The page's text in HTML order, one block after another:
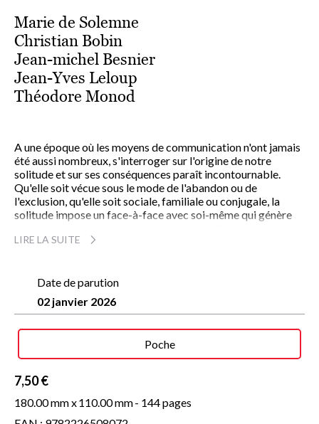
Marie de Solemne
Christian Bobin
Jean-michel Besnier
Jean-Yves Leloup
Théodore Monod
A une époque où les moyens de communication n'ont jamais
été aussi nombreux, s'interroger sur l'origine de notre
solitude et sur ses conséquences paraît incontournable.
Qu'elle soit vécue sous le mode de l'abandon ou de
l'exclusion, qu'elle soit sociale, familiale ou conjugale, la
solitude impose un face-à-face avec soi-même qui génère
réflexions et expériences personnelles des personnalités qui
amoureux, est sans doute le mieux partagé par tout être
humain.
LIRE LA SUITE
Date de parution
02 janvier 2026
Poche
7,50 €
180.00 mm x110.00 mm- 144 pages